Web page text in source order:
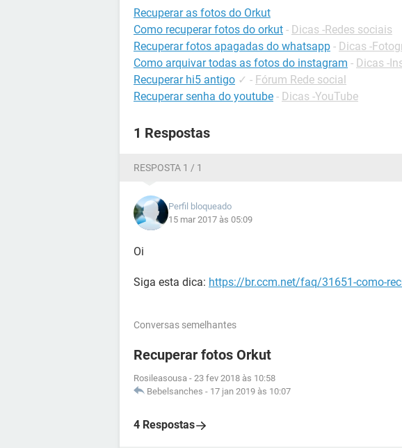
Recuperar as fotos do Orkut
Como recuperar fotos do orkut - Dicas -Redes sociais
Recuperar fotos apagadas do whatsapp - Dicas -
Como arquivar todas as fotos do instagram - Dicas -
Recuperar hi5 antigo ✓ - Fórum Rede social
Recuperar senha do youtube - Dicas -YouTube
1 Respostas
RESPOSTA 1 / 1
Perfil bloqueado
15 mar 2017 às 05:09
Oi
Siga esta dica: https://br.ccm.net/faq/31651-como-
Conversas semelhantes
Recuperar fotos Orkut
Rosileasousa - 23 fev 2018 às 10:58
Bebelsanches - 17 jan 2019 às 10:07
4 Respostas